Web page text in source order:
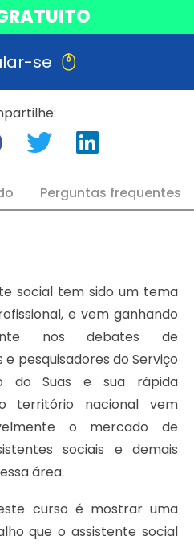
se
Perguntas frequentes
social tem sido um tema
e vem ganhando
nos debates de
pesquisadores do Serviço
do Suas e sua rápida
território nacional vem
o mercado de
sociais e demais
área.
curso é mostrar uma
que o assistente social